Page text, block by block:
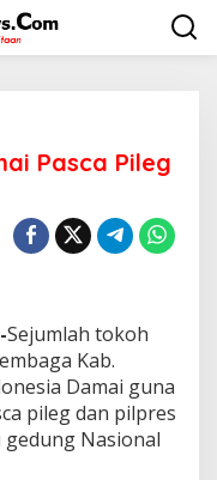
Pasca Pileg
Sejumlah tokoh
Kab.
Damai guna
pileg dan pilpres
gedung Nasional